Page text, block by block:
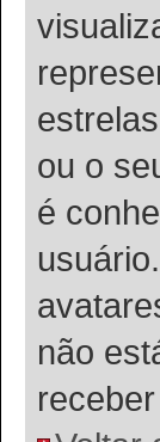
ou o
é
não